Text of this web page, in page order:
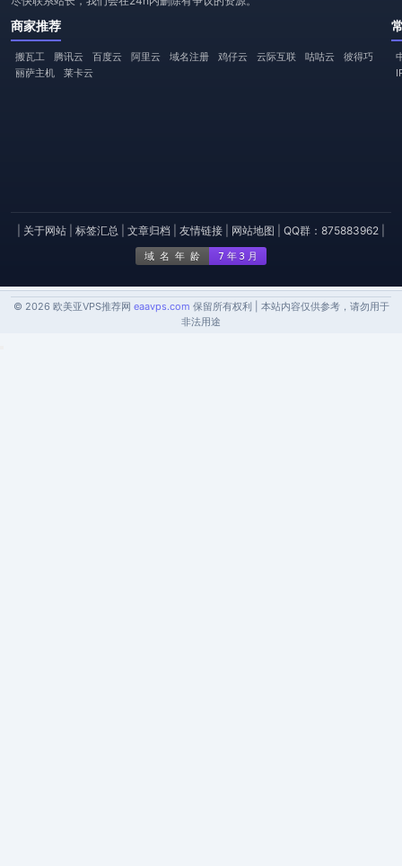
商家推荐
搬瓦工 腾讯云 百度云 阿里云 域名注册 鸡仔云 云际互联 咕咕云
彼得巧
丽萨主机
莱卡云
关于网站 标签汇总 文章归档 友情链接 网站地图 QQ群：875883962
© 2026 欧美亚VPS推荐网 eaavps.com 保留所有权利 | 本站内容仅供参考，请勿用于
非法用途